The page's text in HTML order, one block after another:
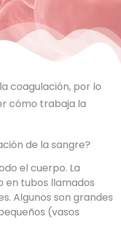
coagulación, por lo
cómo trabaja la
de la sangre?
el cuerpo. La
en tubos llamados
Algunos son grandes
(vasos